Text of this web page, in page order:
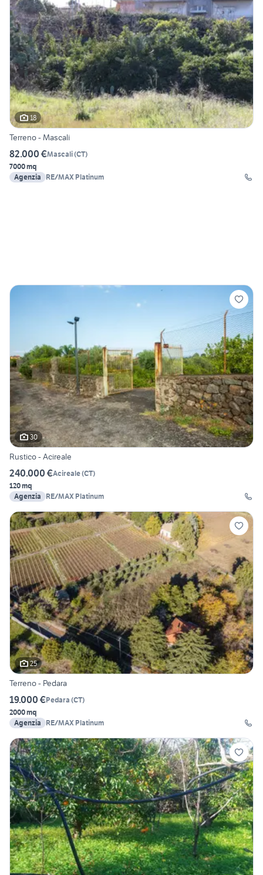
18
Terreno - Mascali
82.000 €Mascali(CT)
7000 mq
Agenzia
RE/MAX Platinum
30
Rustico - Acireale
240.000 €Acireale(CT)
120 mq
Agenzia
RE/MAX Platinum
25
Terreno - Pedara
19.000 €Pedara (CT)
2000 mq
Agenzia
RE/MAX Platinum